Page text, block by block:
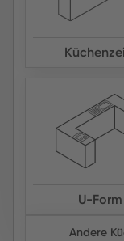
U-Form
Andere